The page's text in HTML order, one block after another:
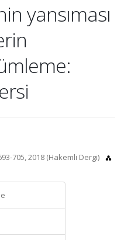
yansıması
705, 2018 (Hakemli Dergi)